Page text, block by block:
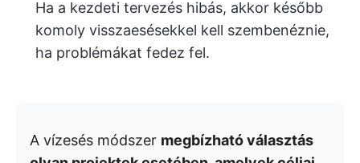
Ha a kezdeti tervezés hibás, akkor később
komoly visszaesésekkel kell szembenéznie,
ha problémákat fedez fel.
A vízesés módszer megbízható választás